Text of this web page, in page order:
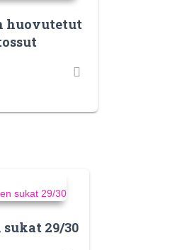
huovutetut
sukat 29/30